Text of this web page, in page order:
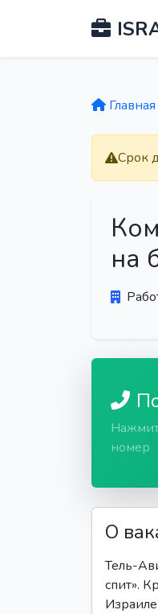
Главная
Срок
на
номер
О
Тель-
спит».